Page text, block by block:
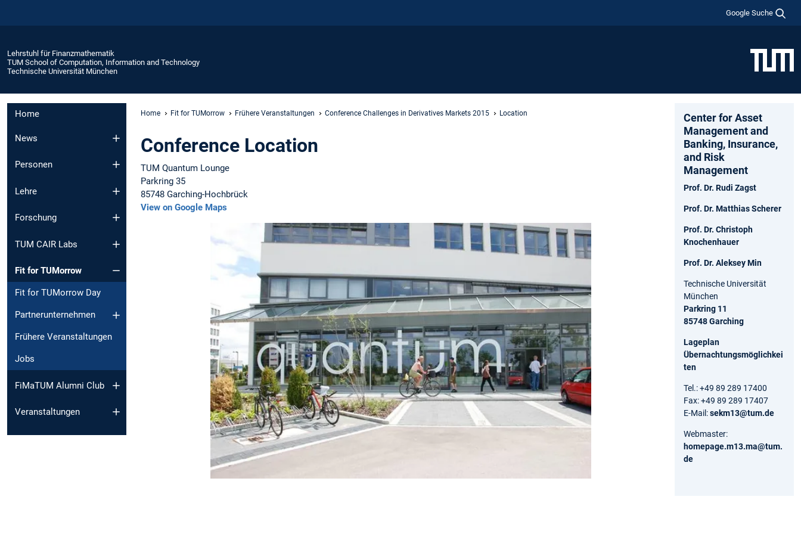
Google Suche
Lehrstuhl für Finanzmathematik
TUM School of Computation, Information and Technology
Technische Universität München
Home
News
Personen
Lehre
Forschung
TUM CAIR Labs
Fit for TUMorrow
Fit for TUMorrow Day
Partnerunternehmen
Frühere Veranstaltungen
Jobs
FiMaTUM Alumni Club
Veranstaltungen
Home Fit for TUMorrow Frühere Veranstaltungen Conference Challenges in Derivatives Markets 2015 Location
Conference Location
TUM Quantum Lounge
Parkring 35
85748 Garching-Hochbrück
View on Google Maps
Center for Asset
Management and
Banking, Insurance,
and Risk
Management
Prof. Dr. Rudi Zagst
Prof. Dr. Matthias Scherer
Prof. Dr. Christoph
Knochenhauer
Prof. Dr. Aleksey Min
Technische Universität
München
Parkring 11
85748 Garching
Lageplan
Übernachtungsmöglichkei
ten
Tel.: +49 89 289 17400
Fax: +49 89 289 17407
E-Mail:sekm13@tum.de
Webmaster:
homepage.m13.ma@tum.
de